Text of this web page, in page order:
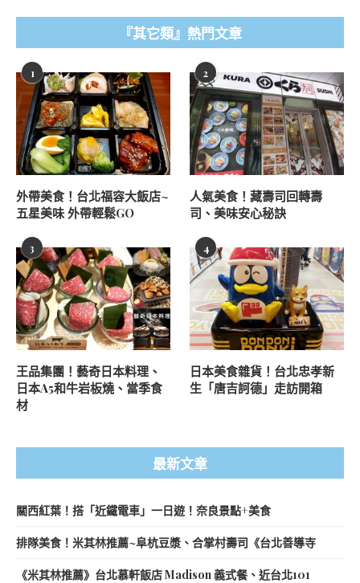
『其它類』熱門文章
1
外帶美食！台北福容大飯店~
五星美味 外帶輕鬆GO
2
人氣美食！藏壽司回轉壽
司、美味安心秘訣
3
王品集團！藝奇日本料理、
日本A5和牛岩板燒、當季食
材
4
日本美食雜貨！台北忠孝新
生「唐吉訶德」走訪開箱
最新文章
關西紅葉！搭「近鐵電車」一日遊！奈良景點+美食
排隊美食！米其林推薦~阜杭豆漿、合掌村壽司《台北善導寺
《米其林推薦》台北慕軒飯店 Madison 義式餐、近台北101